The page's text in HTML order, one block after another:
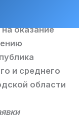
оказание
и среднего
области